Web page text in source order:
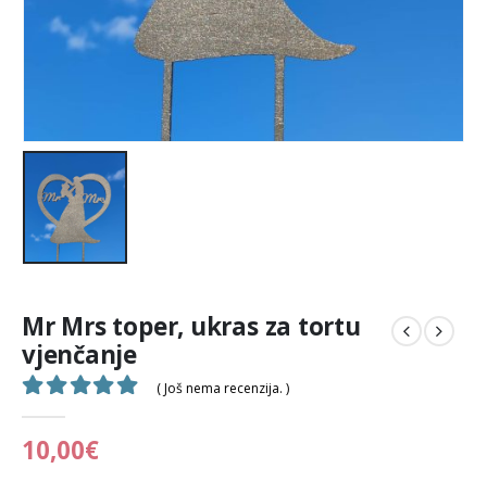
Mr Mrs toper, ukras za tortu
vjenčanje
0out of 5
( Još nema recenzija. )
10,00€